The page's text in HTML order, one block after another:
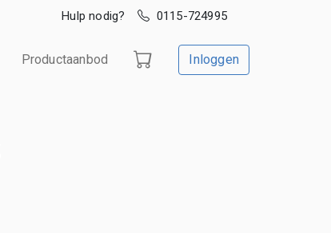
Hulp nodig? 0115-724995
Productaanbod Inloggen